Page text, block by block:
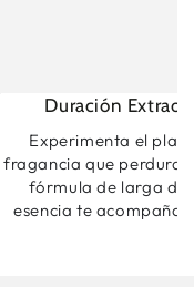
Duración
Experimenta el
fragancia que perdura.
fórmula de larga
esencia te acompaña